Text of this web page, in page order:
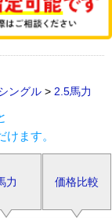
ングル > 2.5馬力
ます。
力 価格比較